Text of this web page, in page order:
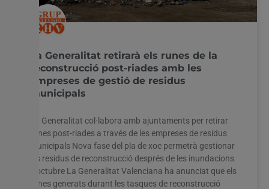
La Generalitat retirarà els runes de la
reconstrucció post-riades amb les
empreses de gestió de residus
municipals
La Generalitat col·labora amb ajuntaments per retirar
runes post-riades a través de les empreses de residus
municipals Nova fase del pla de xoc permetrà gestionar
els residus de reconstrucció després de les inundacions
d’octubre La Generalitat Valenciana ha anunciat que els
runes generats durant les tasques de reconstrucció